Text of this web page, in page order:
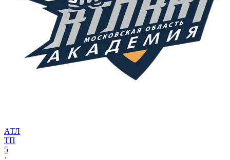
АТЛ
ТП
5